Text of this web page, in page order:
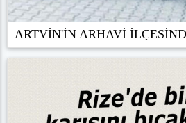
ARTVİN'İN ARHAVİ